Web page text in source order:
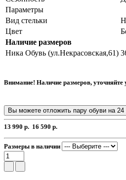
Параметры
Вид стельки
Цвет
Наличие размеров
Ника Обувь (ул.Некрасовская,61)
Внимание! Наличие размеров,
Вы можете отложить пару обуви на 24
13 990 р. 16 590 р.
Размеры в наличии